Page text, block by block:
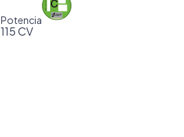
Potencia
115 CV